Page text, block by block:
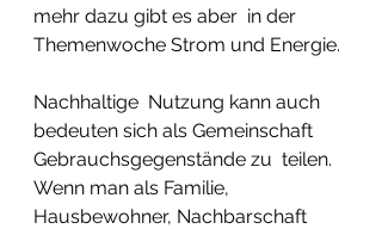
mehr dazu gibt es aber  in der
Themenwoche Strom und Energie.
Nachhaltige  Nutzung kann auch
bedeuten sich als Gemeinschaft
Gebrauchsgegenstände zu  teilen.
Wenn man als Familie,
Hausbewohner, Nachbarschaft